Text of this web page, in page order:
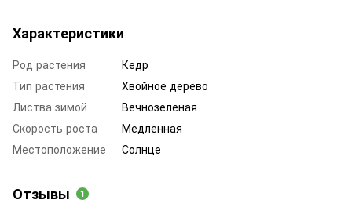
Характеристики
Род растения
Кедр
Тип растения
Хвойное дерево
Листва зимой
Вечнозеленая
Скорость роста
Медленная
Местоположение
Солнце
Отзывы 1